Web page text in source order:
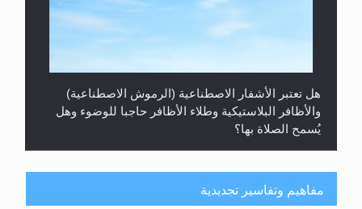
هل تعتبر الأشفار الاصطناعية (الرموش الاصطناعية)
والأظافر البلاستيكية وطلاء الأظافر حاجبا للوضوء وهل
يُسمح الصلاة بها؟
مفاهيم وتفاسير تجديدية